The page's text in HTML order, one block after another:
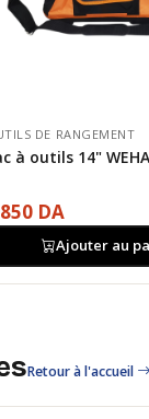
DE RANGEMENT
à outils 14"
DA
Ajouter au
Retour à l'accueil